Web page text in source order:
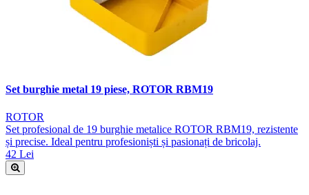
Set burghie metal 19 piese, ROTOR RBM19
ROTOR
Set profesional de 19 burghie metalice ROTOR RBM19, rezistente
și precise. Ideal pentru profesioniști și pasionați de bricolaj.
42 Lei